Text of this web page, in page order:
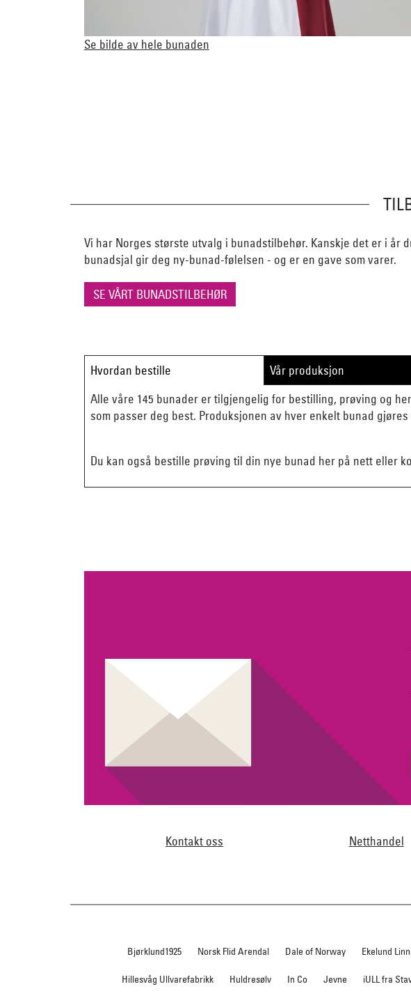
Se bilde av hele bunaden
Vi har Norges største utvalg i bunadstilbehør. Kanskje det er i år
bunadsjal gir deg ny-bunad-følelsen - og er en gave som varer.
SE VÅRT BUNADSTILBEHØR
Hvordan bestille Vår produksjon
Alle våre 145 bunader er tilgjengelig for bestilling, prøving og
som passer deg best. Produksjonen av hver enkelt bunad
Du kan også bestille prøving til din nye bunad her på nett eller
Kontakt oss Netthandel
Bjørklund1925 Norsk Flid Arendal Dale of Norway Ekelund
Hillesvåg Ullvarefabrikk Huldresølv In Co Jevne iULL fra